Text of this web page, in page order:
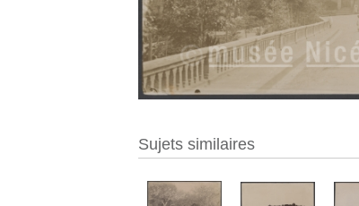
Sujets similaires